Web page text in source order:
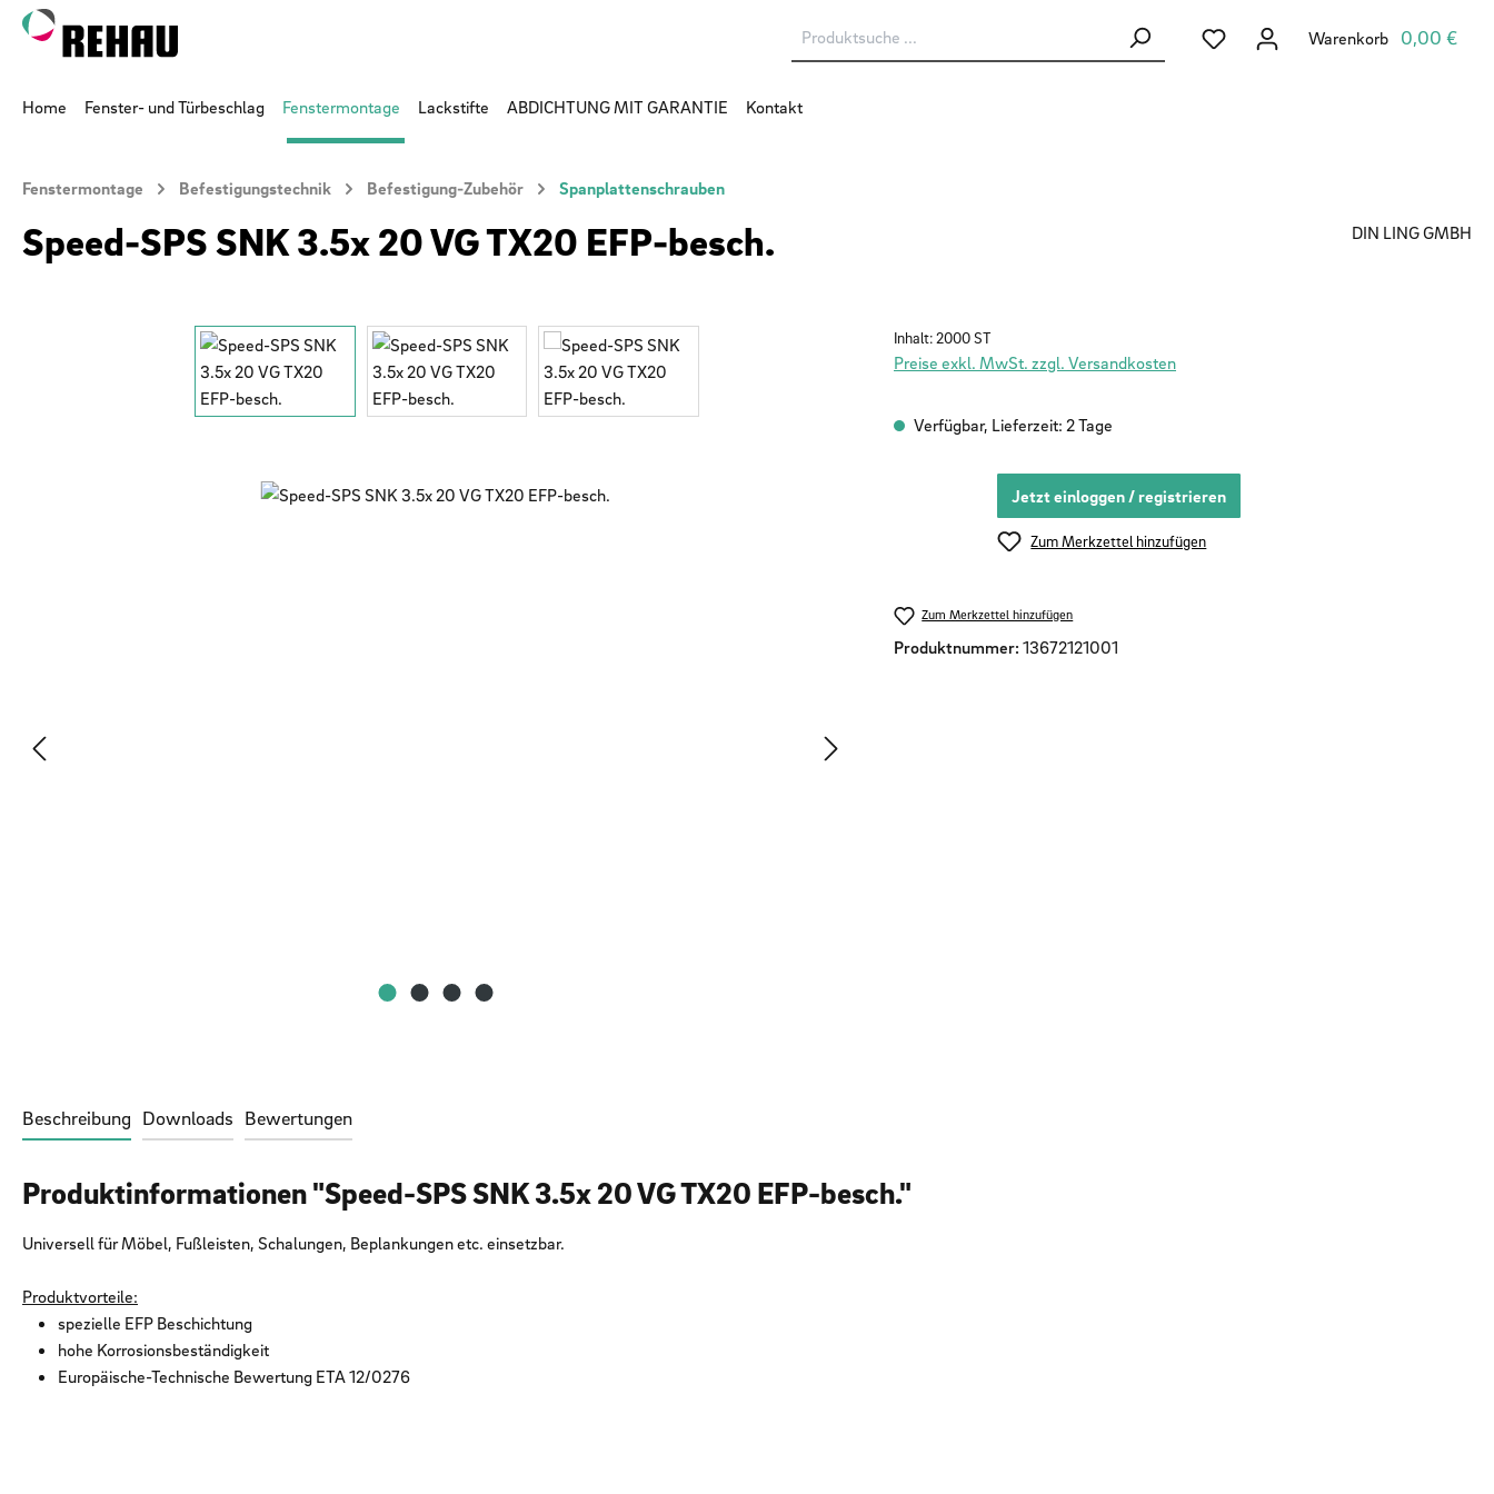
Hauptinhalt springen
Zur Suche springen
Zur Hauptnavigation springen
Du hast 0 Produkte auf dem
Warenkorb 0,00 €
Home Fenster- und Türbeschlag Fenstermontage Lackstifte ABDICHTUNG MIT GARANTIE Kontakt
Fenstermontage Befestigungstechnik Befestigung-Zubehör Spanplattenschrauben
Speed-SPS SNK 3.5x 20 VG TX20 EFP-besch. DIN LING GMBH
Bildergalerie überspringen Inhalt:2000 ST
Preise exkl. MwSt. zzgl. Versandkosten
Verfügbar, Lieferzeit: 2 Tage
Jetzt einloggen / registrieren
Zum Merkzettel hinzufügen
Zum Merkzettel hinzufügen
Produktnummer: 13672121001
Beschreibung Downloads Bewertungen
Produktinformationen "Speed-SPS SNK 3.5x 20 VG TX20 EFP-besch."
Universell für Möbel, Fußleisten, Schalungen, Beplankungen etc. einsetzbar.
Produktvorteile:
spezielle EFP Beschichtung
hohe Korrosionsbeständigkeit
Europäische-Technische Bewertung ETA 12/0276